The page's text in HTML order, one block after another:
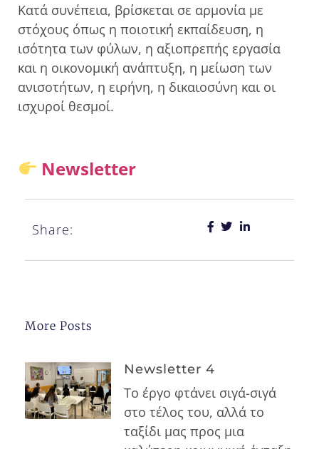
Κατά συνέπεια, βρίσκεται σε αρμονία με
στόχους όπως η ποιοτική εκπαίδευση, η
ισότητα των φύλων, η αξιοπρεπής εργασία
και η οικονομική ανάπτυξη, η μείωση των
ανισοτήτων, η ειρήνη, η δικαιοσύνη και οι
ισχυροί θεσμοί.
Newsletter
Share:
More Posts
Newsletter 4
Το έργο φτάνει σιγά-σιγά
στο τέλος του, αλλά το
ταξίδι μας προς μια